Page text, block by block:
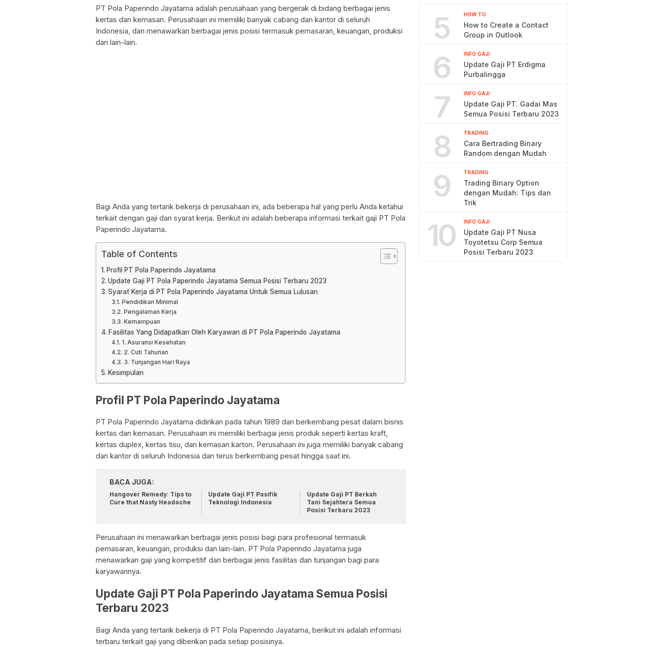
PT Pola Paperindo Jayatama adalah perusahaan yang bergerak di bidang berbagai jenis
kertas dan kemasan. Perusahaan ini memiliki banyak cabang dan kantor di seluruh
Indonesia, dan menawarkan berbagai jenis posisi termasuk pemasaran, keuangan, produksi
dan lain-lain.
Bagi Anda yang tertarik bekerja di perusahaan ini, ada beberapa hal yang perlu Anda ketahui
terkait dengan gaji dan syarat kerja. Berikut ini adalah beberapa informasi terkait gaji PT Pola
Paperindo Jayatama.
Table of Contents
Profil PT Pola Paperindo Jayatama
Update Gaji PT Pola Paperindo Jayatama Semua Posisi Terbaru 2023
Syarat Kerja di PT Pola Paperindo Jayatama Untuk Semua Lulusan
Pendidikan Minimal
Pengalaman Kerja
Kemampuan
Fasilitas Yang Didapatkan Oleh Karyawan di PT Pola Paperindo Jayatama
1. Asuransi Kesehatan
2. Cuti Tahunan
3. Tunjangan Hari Raya
Kesimpulan
Profil PT Pola Paperindo Jayatama
PT Pola Paperindo Jayatama didirikan pada tahun 1989 dan berkembang pesat dalam bisnis
kertas dan kemasan. Perusahaan ini memiliki berbagai jenis produk seperti kertas kraft,
kertas duplex, kertas tisu, dan kemasan karton. Perusahaan ini juga memiliki banyak cabang
dan kantor di seluruh Indonesia dan terus berkembang pesat hingga saat ini.
BACA JUGA:
Hangover Remedy: Tips to
Cure that Nasty Headache
Update Gaji PT Pasifik
Teknologi Indonesia
Update Gaji PT Berkah
Tani Sejahtera Semua
Posisi Terbaru 2023
Perusahaan ini menawarkan berbagai jenis posisi bagi para profesional termasuk
pemasaran, keuangan, produksi dan lain-lain. PT Pola Paperindo Jayatama juga
menawarkan gaji yang kompetitif dan berbagai jenis fasilitas dan tunjangan bagi para
karyawannya.
Update Gaji PT Pola Paperindo Jayatama Semua Posisi
Terbaru 2023
Bagi Anda yang tertarik bekerja di PT Pola Paperindo Jayatama, berikut ini adalah informasi
terbaru terkait gaji yang diberikan pada setiap posisinya.
5 HOW TO
How to Create a Contact
Group in Outlook
6 INFO GAJI
Update Gaji PT Erdigma
Purbalingga
7 INFO GAJI
Update Gaji PT. Gadai Mas
Semua Posisi Terbaru 2023
8 TRADING
Cara Bertrading Binary
Random dengan Mudah
9 TRADING
Trading Binary Option
dengan Mudah: Tips dan
Trik
10 INFO GAJI
Update Gaji PT Nusa
Toyotetsu Corp Semua
Posisi Terbaru 2023